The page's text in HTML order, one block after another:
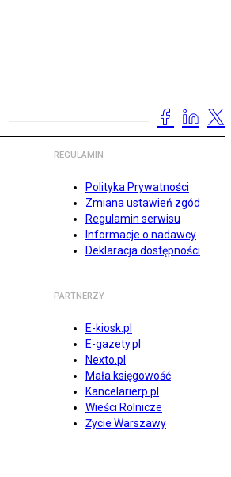
REGULAMIN
Polityka Prywatności
Zmiana ustawień zgód
Regulamin serwisu
Informacje o nadawcy
Deklaracja dostępności
PARTNERZY
E-kiosk.pl
E-gazety.pl
Nexto.pl
Mała księgowość
Kancelarierp.pl
Wieści Rolnicze
Życie Warszawy